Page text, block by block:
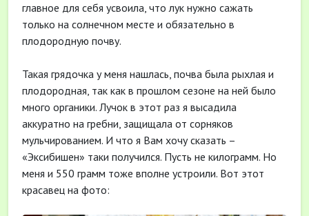
главное для себя усвоила, что лук нужно сажать
только на солнечном месте и обязательно в
плодородную почву.
Такая грядочка у меня нашлась, почва была рыхлая и
плодородная, так как в прошлом сезоне на ней было
много органики. Лучок в этот раз я высадила
аккуратно на гребни, защищала от сорняков
мульчированием. И что я Вам хочу сказать –
«Эксибишен» таки получился. Пусть не килограмм. Но
меня и 550 грамм тоже вполне устроили. Вот этот
красавец на фото: